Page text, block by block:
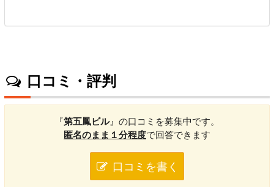
口コミ・評判
『第五鳳ビル』の口コミを募集中です。
匿名のまま１分程度で回答できます
口コミを書く